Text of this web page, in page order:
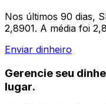
Nos últimos 90 dias,
2,8901. A média foi
Enviar dinheiro
Gerencie seu
lugar.